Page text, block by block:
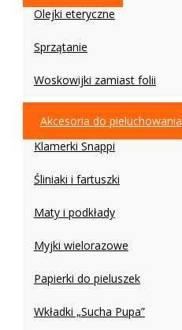
Olejki eteryczne
Sprzątanie
Woskowijki zamiast folii
Akcesoria do pieluchowania
Klamerki Snappi
Śliniaki i fartuszki
Maty i podkłady
Myjki wielorazowe
Papierki do pieluszek
Wkładki „Sucha Pupa”